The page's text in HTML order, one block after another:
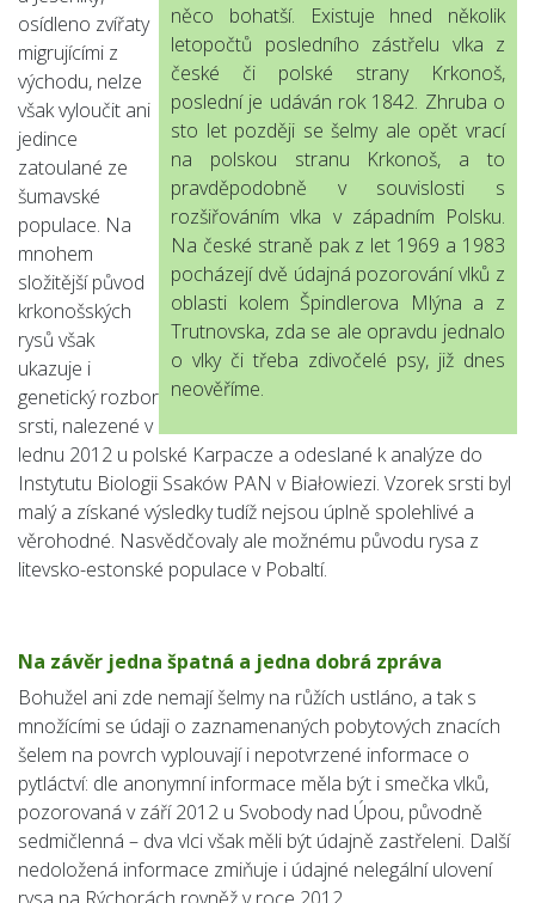
něco bohatší. Existuje hned několik
letopočtů posledního zástřelu vlka z
české či polské strany Krkonoš,
poslední je udáván rok 1842. Zhruba o
sto let později se šelmy ale opět vrací
na polskou stranu Krkonoš, a to
pravděpodobně v souvislosti s
rozšiřováním vlka v západním Polsku.
Na české straně pak z let 1969 a 1983
pocházejí dvě údajná pozorování vlků z
oblasti kolem Špindlerova Mlýna a z
Trutnovska, zda se ale opravdu jednalo
o vlky či třeba zdivočelé psy, již dnes
neověříme.
osídleno zvířaty
migrujícími z
východu, nelze
však vyloučit ani
jedince
zatoulané ze
šumavské
populace. Na
mnohem
složitější původ
krkonošských
rysů však
ukazuje i
genetický rozbor
srsti, nalezené v
lednu 2012 u polské Karpacze a odeslané k analýze do
Instytutu Biologii Ssaków PAN v Białowiezi. Vzorek srsti byl
malý a získané výsledky tudíž nejsou úplně spolehlivé a
věrohodné. Nasvědčovaly ale možnému původu rysa z
litevsko-estonské populace v Pobaltí.
Na závěr jedna špatná a jedna dobrá zpráva
Bohužel ani zde nemají šelmy na růžích ustláno, a tak s
množícími se údaji o zaznamenaných pobytových znacích
šelem na povrch vyplouvají i nepotvrzené informace o
pytláctví: dle anonymní informace měla být i smečka vlků,
pozorovaná v září 2012 u Svobody nad Úpou, původně
sedmičlenná – dva vlci však měli být údajně zastřeleni. Další
nedoložená informace zmiňuje i údajné nelegální ulovení